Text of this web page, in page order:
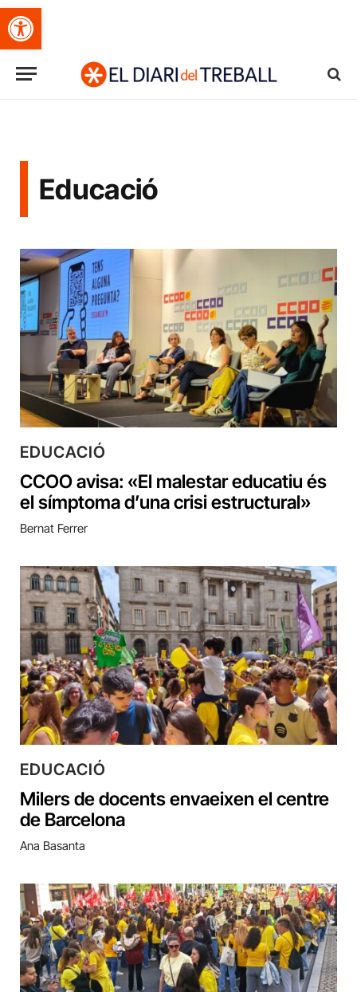
Obre la barra d'eines
Educació
EDUCACIÓ
CCOO avisa: «El malestar educatiu és
el símptoma d’una crisi estructural»
Bernat Ferrer
EDUCACIÓ
Milers de docents envaeixen el centre
de Barcelona
Ana Basanta